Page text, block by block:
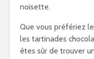
noisette.
Que vous préfériez
les tartinades
êtes sûr de trouver